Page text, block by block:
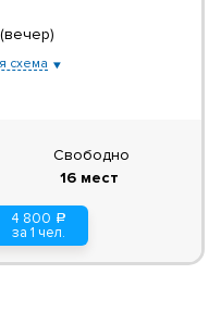
схема
4 800 a
за 1 чел.
Свободно
16 мест